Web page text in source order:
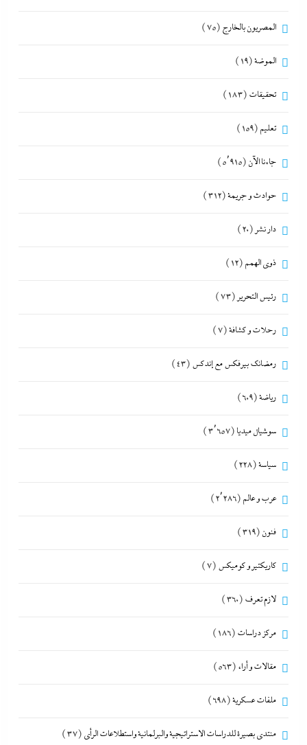
المصريون بالخارج (75)
الموضة(19)
تحقيقات (183)
تعليم (159)
جاءنا الآن (5٬915)
حوادث و جريمة(312)
دار نشر (20)
ذوى الهمم (12)
رئيس التحرير (73)
رحلات و كشافة(7)
رمضانك بيرفكس مع إندكس (43)
رياضة(609)
سوشيال ميديا (3٬657)
سياسة(228)
عرب و عالم (2٬286)
فنون (319)
كاريكتير و كوميكس (7)
لازم تعرف (360)
مركز دراسات (186)
مقالات و أراء (563)
ملفات عسكرية(698)
منتدى بصيرة للدراسات الاستراتيجية والبرلمانية واستطلاعات الرأى (37)